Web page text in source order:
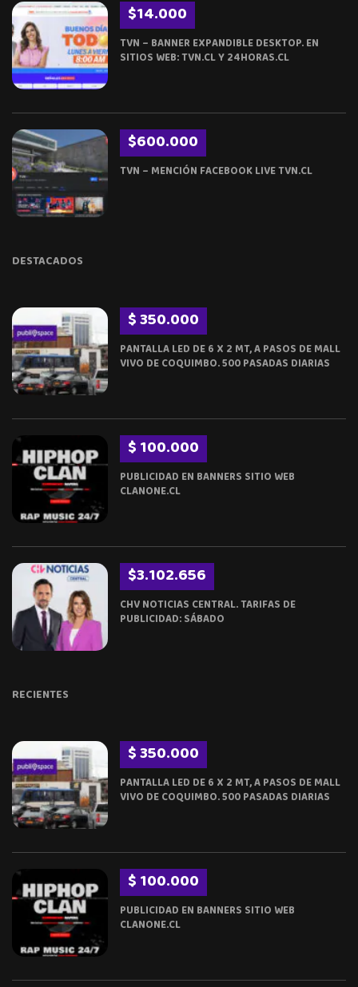
$14.000
TVN – BANNER EXPANDIBLE DESKTOP. EN
SITIOS WEB: TVN.CL Y 24HORAS.CL
$600.000
TVN – MENCIÓN FACEBOOK LIVE TVN.CL
DESTACADOS
$ 350.000
PANTALLA LED DE 6 X 2 MT, A PASOS DE MALL
VIVO DE COQUIMBO. 500 PASADAS DIARIAS
$ 100.000
PUBLICIDAD EN BANNERS SITIO WEB
CLANONE.CL
$3.102.656
CHV NOTICIAS CENTRAL. TARIFAS DE
PUBLICIDAD: SÁBADO
RECIENTES
$ 350.000
PANTALLA LED DE 6 X 2 MT, A PASOS DE MALL
VIVO DE COQUIMBO. 500 PASADAS DIARIAS
$ 100.000
PUBLICIDAD EN BANNERS SITIO WEB
CLANONE.CL